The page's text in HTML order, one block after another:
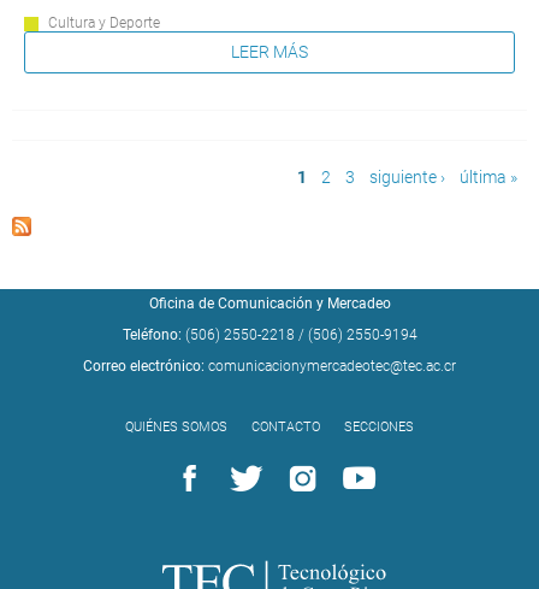
Cultura y Deporte
LEER MÁS
1 2 3 siguiente › última »
Oficina de Comunicación y Mercadeo
Teléfono: (506) 2550-2218 / (506) 2550-9194
Correo electrónico: comunicacionymercadeotec@tec.ac.cr
QUIÉNES SOMOS CONTACTO SECCIONES